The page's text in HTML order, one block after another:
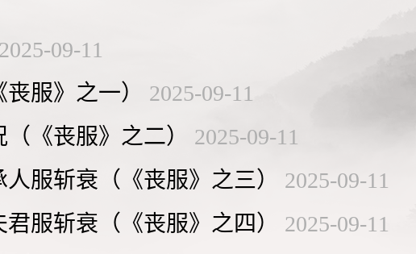
2025-09-11
服》之一）
2025-09-11
《丧服》之二）
2025-09-11
服斩衰（《丧服》之三）
2025-09-11
服斩衰（《丧服》之四）
2025-09-11